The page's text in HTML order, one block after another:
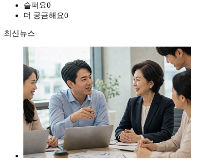
슬퍼요0
더 궁금해요0
최신뉴스